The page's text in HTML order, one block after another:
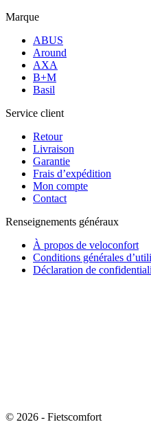
Marque
ABUS
Around
AXA
B+M
Basil
Service client
Retour
Livraison
Garantie
Frais d’expédition
Mon compte
Contact
Renseignements généraux
À propos de veloconfort
Conditions générales
Déclaration de
© 2026 - Fietscomfort